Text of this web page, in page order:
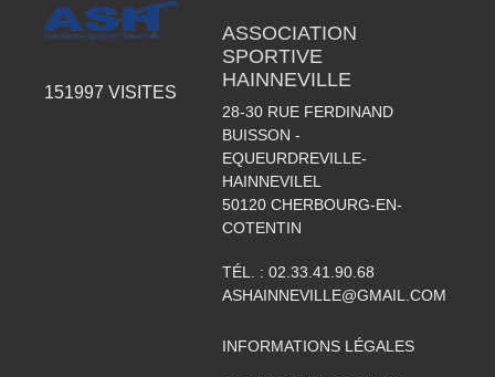
151997 VISITES
ASSOCIATION
SPORTIVE
HAINNEVILLE
28-30 RUE FERDINAND
BUISSON -
EQUEURDREVILLE-
HAINNEVILEL
50120 CHERBOURG-EN-
COTENTIN
TÉL. : 02.33.41.90.68
ASHAINNEVILLE@GMAIL.COM
INFORMATIONS LÉGALES